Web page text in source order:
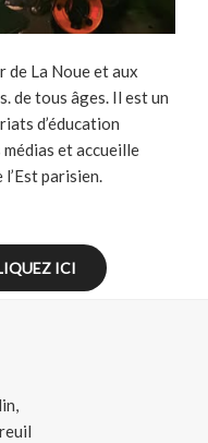
de La Noue et aux
de tous âges. Il est un
d’éducation
et accueille
l’Est parisien.
ICI